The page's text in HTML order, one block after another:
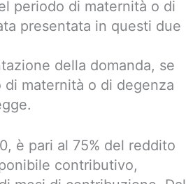
periodo di maternità o di
presentata in questi due
della domanda, se
maternità o di degenza
è pari al 75% del reddito
contributivo,